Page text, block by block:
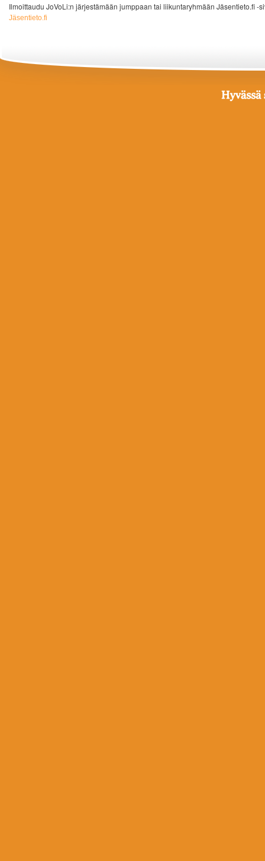
Ilmoittaudu JoVoLi:n järjestämään jumppaan tai liikuntaryhmään Jäsentieto.fi -
Jäsentieto.fi